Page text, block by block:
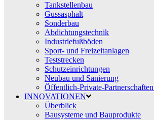
Tankstellenbau
Gussasphalt
Sonderbau
Abdichtungstechnik
Industriefußböden
Sport- und Freizeitanlagen
Teststrecken
Schutzeinrichtungen
Neubau und Sanierung
Öffentlich-Private-
INNOVATIONEN
Überblick
Bausysteme und Bauprodukte